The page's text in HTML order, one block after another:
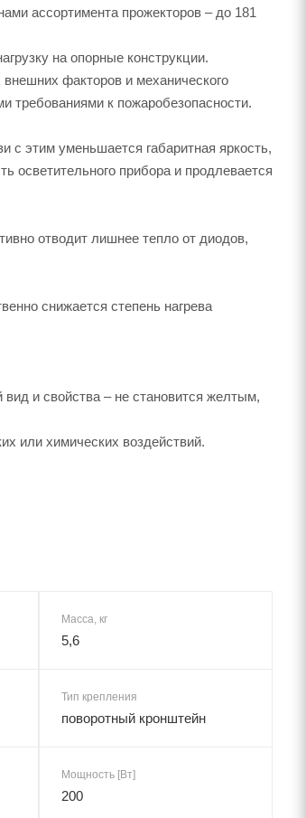
ассортимента прожекторов – до 181
на опорные конструкции.
факторов и механического
требованиями к пожаробезопасности.
этим уменьшается габаритная яркость,
осветительного прибора и продлевается
отводит лишнее тепло от диодов,
снижается степень нагрева
и свойства – не становится желтым,
или химических воздействий.
Масса, кг
5,6
Тип крепления
поворотный кронштейн
Мощность [Вт]
200